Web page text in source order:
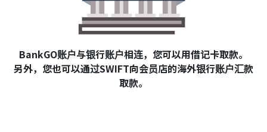
BankGO账户与银行账户相连，您可以用借记卡取款。
另外，您也可以通过SWIFT向会员店的海外银行账户汇款
取款。